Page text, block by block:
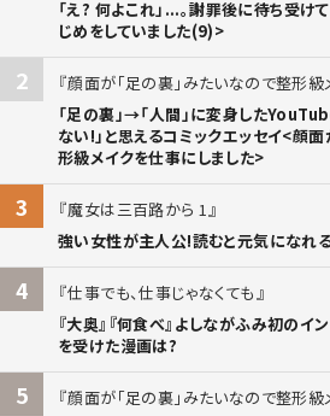
「え? 何よこれ」...。謝罪後に待ち受
じめをしていました(9)>
2
顔面が「足の裏」みたいなので整形級
「足の裏」→「人間」に変身した
ない!」と思えるコミックエッセイ<顔
形級メイクを仕事にしました>
3
魔女は三百路から 1
強い女性が主人公!読むと元気になれ
4
仕事でも、仕事じゃなくても
『大奥』『何食べ』よしながふみ初のイ
を受けた漫画は?
5
顔面が「足の裏」みたいなので整形級